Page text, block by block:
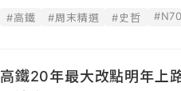
#高鐵 #周末精選 #史哲
高鐵20年最大改點明年上